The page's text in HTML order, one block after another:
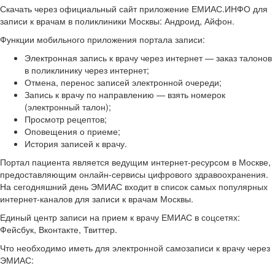
Скачать через официальный сайт приложение ЕМИАС.ИНФО для
записи к врачам в поликлиники Москвы: Андроид, Айфон.
Функции мобильного приложения портала записи:
Электронная запись к врачу через интернет — заказ талонов
в поликлинику через интернет;
Отмена, перенос записей электронной очереди;
Запись к врачу по направлению — взять номерок
(электронный талон);
Просмотр рецептов;
Оповещения о приеме;
История записей к врачу.
Портал пациента является ведущим интернет-ресурсом в Москве,
предоставляющим онлайн-сервисы цифрового здравоохранения.
На сегодняшний день ЭМИАС входит в список самых популярных
интернет-каналов для записи к врачам Москвы.
Единый центр записи на прием к врачу ЕМИАС в соцсетях:
Фейсбук, Вконтакте, Твиттер.
Что необходимо иметь для электронной самозаписи к врачу через
ЭМИАС: